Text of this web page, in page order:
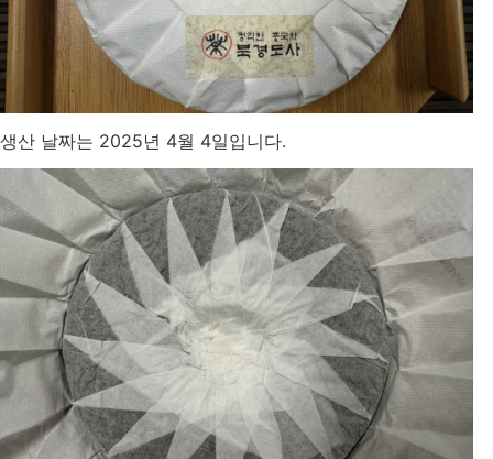
생산 날짜는 2025년 4월 4일입니다.